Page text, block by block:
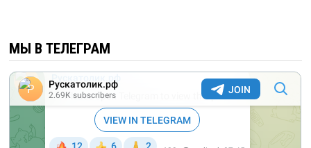
МЫ В ТЕЛЕГРАМ